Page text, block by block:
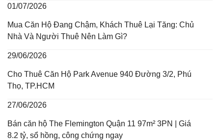
01/07/2026
Mua Căn Hộ Đang Chậm, Khách Thuê Lại Tăng: Chủ
Nhà Và Người Thuê Nên Làm Gì?
29/06/2026
Cho Thuê Căn Hộ Park Avenue 940 Đường 3/2, Phú
Thọ, TP.HCM
27/06/2026
Bán căn hộ The Flemington Quận 11 97m² 3PN | Giá
8.2 tỷ, sổ hồng, công chứng ngay